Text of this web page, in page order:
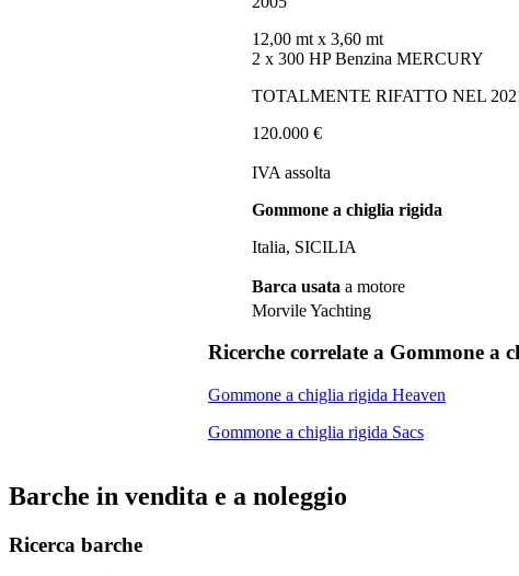
12,00 mt x 3,60 mt
2 x 300 HP Benzina MERCURY
TOTALMENTE RIFATTO NEL
120.000 €
IVA assolta
Gommone a chiglia rigida
Italia, SICILIA
Barca usata a motore
Morvile Yachting
Ricerche correlate a Gommone a
Gommone a chiglia rigida Heaven
Gommone a chiglia rigida Sacs
Barche in vendita e a noleggio
Ricerca barche